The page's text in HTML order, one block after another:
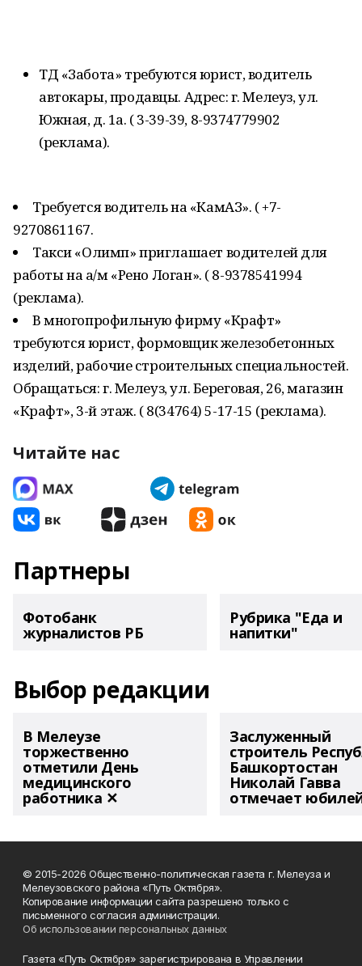
ТД «Забота» требуются юрист, водитель
автокары, продавцы. Адрес: г. Мелеуз, ул.
Южная, д. 1а. ( 3-­39-39, 8-­9374779902
(реклама).
Требуется водитель на «КамАЗ». ( +7-
9270861167.
Такси «Олимп» приглашает водителей для
работы на а/м «Рено Логан». ( 8-9378541994
(реклама).
В многопрофильную фирму «Крафт»
требуются юрист, формовщик железобетонных
изделий, рабочие строительных специальностей.
Обращаться: г. Мелеуз, ул. Береговая, 26, магазин
«Крафт», 3-й этаж. ( 8(34764) 5-17-15 (реклама).
Читайте нас
Партнеры
Фотобанк
журналистов РБ
Рубрика "Еда и
напитки"
Выбор редакции
В Мелеузе
торжественно
отметили День
медицинского
работника ✕
Заслуженный
строитель
Башкортостан
Николай Гавва
отмечает
© 2015-2026 Общественно-политическая газета г. Мелеуза и
Мелеузовского района «Путь Октября».
Копирование информации сайта разрешено только с
письменного согласия администрации.
Об использовании персональных данных
Газета «Путь Октября» зарегистрирована в Управлении